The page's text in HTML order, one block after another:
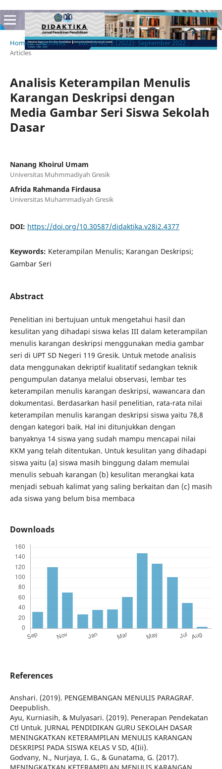
Home / Archives / Vol. 28 No. 2 (2022): September 2022 /
Articles
Analisis Keterampilan Menulis
Karangan Deskripsi dengan
Media Gambar Seri Siswa Sekolah
Dasar
Nanang Khoirul Umam
Universitas Muhmmadiyah Gresik
Afrida Rahmanda Firdausa
Universitas Muhammadiyah Gresik
DOI: https://doi.org/10.30587/didaktika.v28i2.4377
Keywords: Keterampilan Menulis; Karangan Deskripsi;
Gambar Seri
Abstract
Penelitian ini bertujuan untuk mengetahui hasil dan
kesulitan yang dihadapi siswa kelas III dalam keterampilan
menulis karangan deskripsi menggunakan media gambar
seri di UPT SD Negeri 119 Gresik. Untuk metode analisis
data menggunakan dekriptif kualitatif sedangkan teknik
pengumpulan datanya melalui observasi, lembar tes
keterampilan menulis karangan deskripsi, wawancara dan
dokumentasi. Berdasarkan hasil penelitian, rata-rata nilai
keterampilan menulis karangan deskripsi siswa yaitu 78,8
dengan kategori baik. Hal ini ditunjukkan dengan
banyaknya 14 siswa yang sudah mampu mencapai nilai
KKM yang telah ditentukan. Untuk kesulitan yang dihadapi
siswa yaitu (a) siswa masih binggung dalam memulai
menulis sebuah karangan (b) kesulitan merangkai kata
menjadi sebuah kalimat yang saling berkaitan dan (c) masih
ada siswa yang belum bisa membaca
Downloads
References
Anshari. (2019). PENGEMBANGAN MENULIS PARAGRAF.
Deepublish.
Ayu, Kurniasih, & Mulyasari. (2019). Penerapan Pendekatan
Ctl Untuk. JURNAL PENDIDIKAN GURU SEKOLAH DASAR
MENINGKATKAN KETERAMPILAN MENULIS KARANGAN
DESKRIPSI PADA SISWA KELAS V SD, 4(Iii).
Godvany, N., Nurjaya, I. G., & Gunatama, G. (2017).